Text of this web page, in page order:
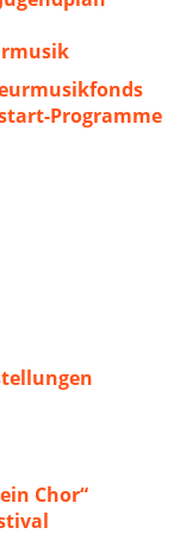
Programme
Chor“